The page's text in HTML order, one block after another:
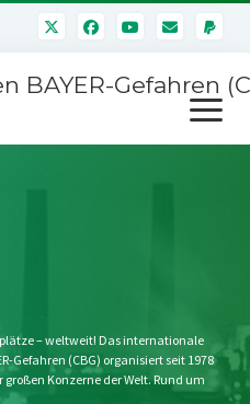
BAYER-Gefahren
Menü
öffnen
– weltweit! Das internationale
Gefahren (CBG) organisiert seit 1978
Konzerne der Welt. Rund um